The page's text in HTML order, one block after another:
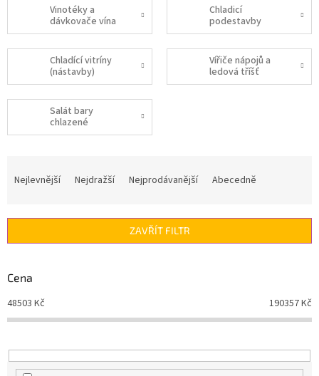
Vinotéky a
dávkovače vína
Chladicí
podestavby
Chladící vitríny
(nástavby)
Vířiče nápojů a
ledová tříšť
Salát bary
chlazené
í
r
o
d
u
t
ů
Nejlevnější Nejdražší Nejprodávanější Abecedně
ZAVŘÍT FILTR
Cena
48503 Kč 190357Kč